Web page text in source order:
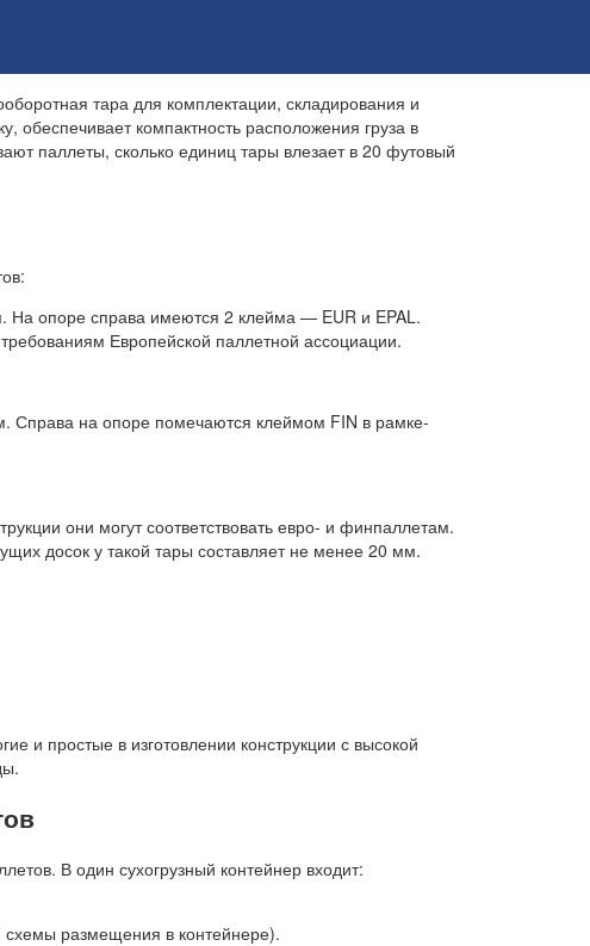
тара для комплектации, складирования и
обеспечивает компактность расположения груза в
паллеты, сколько единиц тары влезает в 20 футовый
опоре справа имеются 2 клейма — EUR и EPAL.
Европейской паллетной ассоциации.
Справа на опоре помечаются клеймом FIN в рамке-
они могут соответствовать евро- и финпаллетам.
досок у такой тары составляет не менее 20 мм.
и простые в изготовлении конструкции с высокой
В один сухогрузный контейнер входит:
схемы размещения в контейнере).